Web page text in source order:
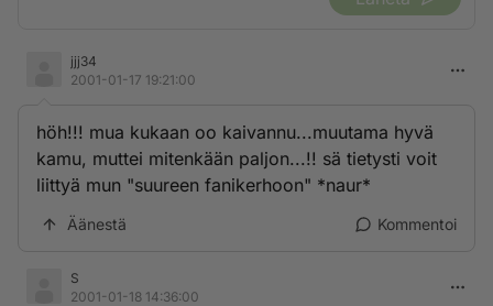
jjj34
2001-01-17 19:21:00
höh!!! mua kukaan oo kaivannu...muutama hyvä
kamu, muttei mitenkään paljon...!! sä tietysti voit
liittyä mun "suureen fanikerhoon" *naur*
Äänestä Kommentoi
S
2001-01-18 14:36:00